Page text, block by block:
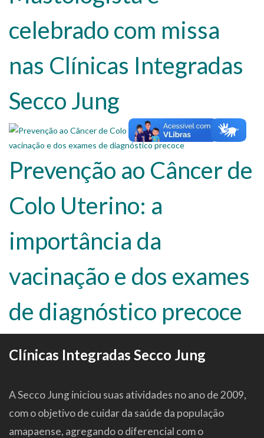
celebrado com missa
nas Clínicas Integradas
Secco Jung
Prevenção ao Câncer de
Colo Uterino: a
importância da
vacinação e dos exames
de diagnóstico precoce
Clínicas Integradas Secco Jung
A Secco Jung iniciou suas atividades no ano de 2009,
com o objetivo de cuidar da saúde da população
amapaense, agregando o diferencial com o